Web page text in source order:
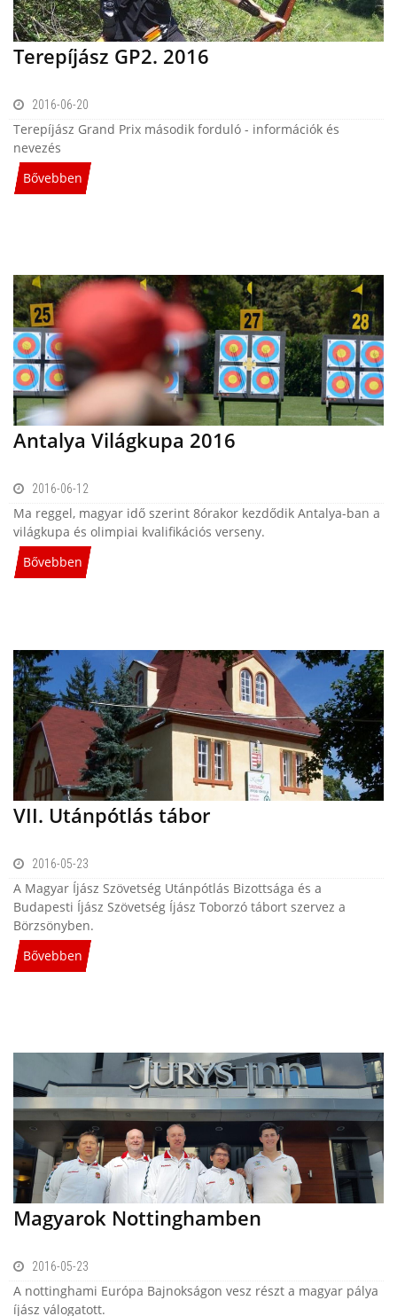
Terepíjász GP2. 2016
2016-06-20
Terepíjász Grand Prix második forduló - információk és
nevezés
Bővebben
Antalya Világkupa 2016
2016-06-12
Ma reggel, magyar idő szerint 8órakor kezdődik Antalya-ban a
világkupa és olimpiai kvalifikációs verseny.
Bővebben
VII. Utánpótlás tábor
2016-05-23
A Magyar Íjász Szövetség Utánpótlás Bizottsága és a
Budapesti Íjász Szövetség Íjász Toborzó tábort szervez a
Börzsönyben.
Bővebben
Magyarok Nottinghamben
2016-05-23
A nottinghami Európa Bajnokságon vesz részt a magyar pálya
íjász válogatott.